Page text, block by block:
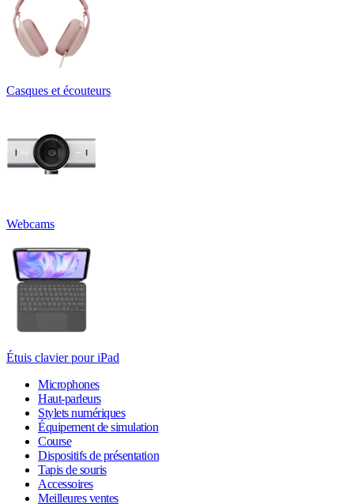
Casques et écouteurs
Webcams
Étuis clavier pour iPad
Microphones
Haut-parleurs
Stylets numériques
Équipement de simulation
Course
Dispositifs de présentation
Tapis de souris
Accessoires
Meilleures ventes